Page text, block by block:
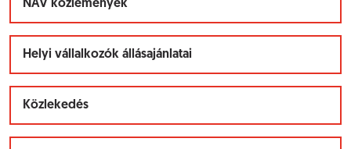
NAV közlemények
Helyi vállalkozók állásajánlatai
Közlekedés